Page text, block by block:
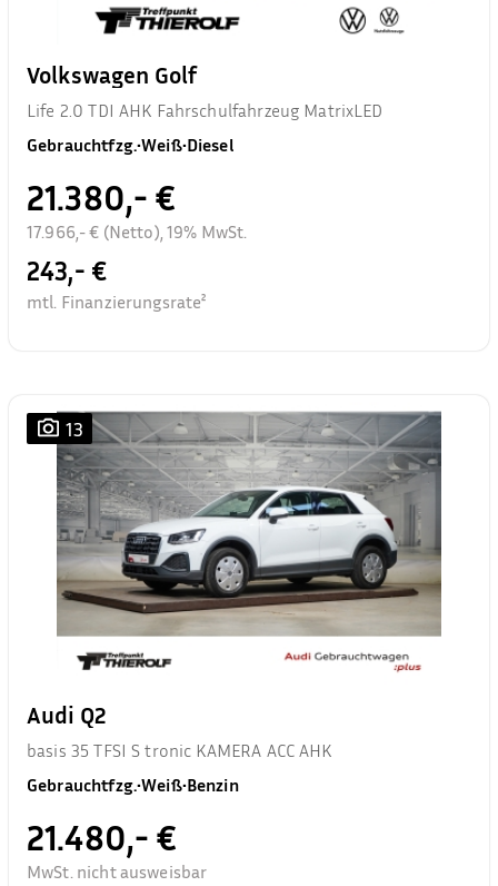
Volkswagen Golf
Life 2.0 TDI AHK Fahrschulfahrzeug MatrixLED
Gebrauchtfzg.•Weiß•Diesel
21.380,- €
17.966,- € (Netto), 19% MwSt.
243,- €
mtl. Finanzierungsrate²
13
Audi Q2
basis 35 TFSI S tronic KAMERA ACC AHK
Gebrauchtfzg.•Weiß•Benzin
21.480,- €
MwSt. nicht ausweisbar